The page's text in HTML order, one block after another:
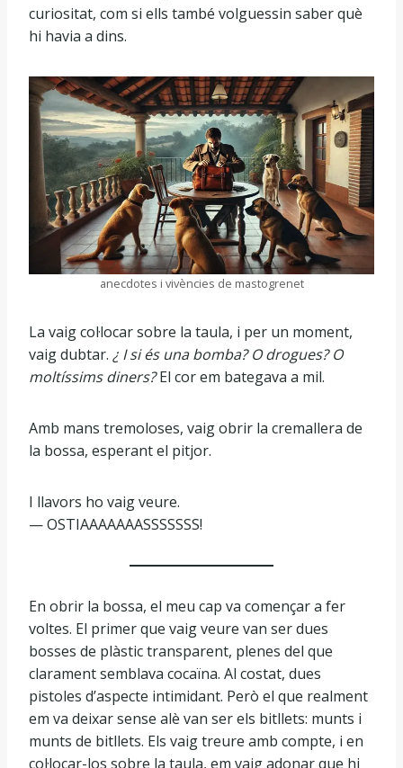
curiositat, com si ells també volguessin saber què
hi havia a dins.
anecdotes i vivències de mastogrenet
La vaig col·locar sobre la taula, i per un moment,
vaig dubtar. ¿ I si és una bomba? O drogues? O
moltíssims diners?El cor em bategava a mil.
Amb mans tremoloses, vaig obrir la cremallera de
la bossa, esperant el pitjor.
I llavors ho vaig veure.
— OSTIAAAAAAASSSSSSS!
En obrir la bossa, el meu cap va començar a fer
voltes. El primer que vaig veure van ser dues
bosses de plàstic transparent, plenes del que
clarament semblava cocaïna. Al costat, dues
pistoles d’aspecte intimidant. Però el que realment
em va deixar sense alè van ser els bitllets: munts i
munts de bitllets. Els vaig treure amb compte, i en
col·locar-los sobre la taula, em vaig adonar que hi